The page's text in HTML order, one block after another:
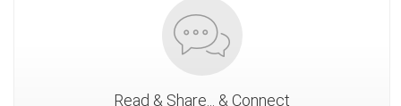
Read & Share... & Connect